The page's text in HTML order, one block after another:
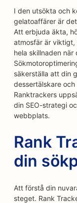
I den utsökta och
gelatoaffärer är
Att erbjuda äkta,
atmosfär är viktigt,
hela skillnaden
säkerställa att din
dessertälskare
Ranktrackers
din SEO-strategi
webbplats.
Rank
din
Att förstå din
steget. Rank